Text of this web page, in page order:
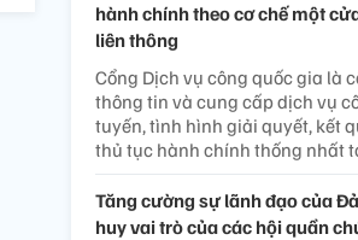
hành chính theo cơ chế một
liên thông
Cổng Dịch vụ công quốc gia là
thông tin và cung cấp dịch vụ
tuyến, tình hình giải quyết, kết
thủ tục hành chính thống nhất
Tăng cường sự lãnh đạo của
huy vai trò của các hội quần